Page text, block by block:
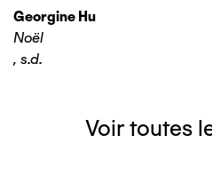
Georgine Hu
Noël
, s.d.
Voir toutes